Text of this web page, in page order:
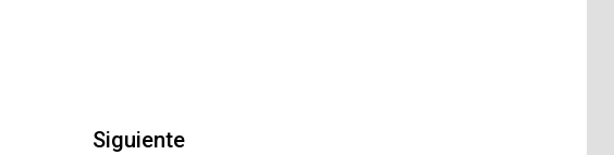
Siguiente